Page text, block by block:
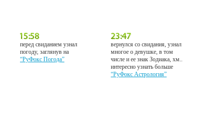
перед свиданием узнал
погоду, заглянув на
“РуФокс Погода”
вернулся со свидания, узнал
многое о девушке, в том
числе и ее знак Зодиака, хм..
интересно узнать больше
“РуФокс Астрология”